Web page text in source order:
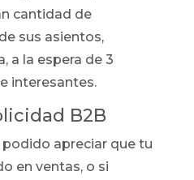
cantidad de
sus asientos,
a la espera de 3
interesantes.
B2B
apreciar que tu
en ventas, o si